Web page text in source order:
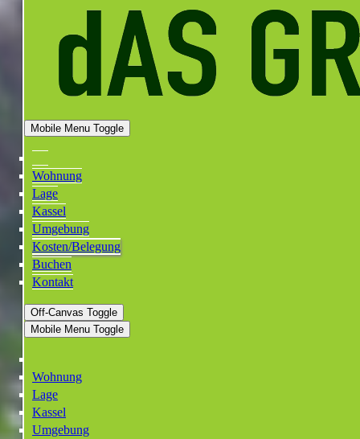
Mobile Menu Toggle
Wohnung
Lage
Kassel
Umgebung
Kosten/Belegung
Buchen
Kontakt
Off-Canvas Toggle
Mobile Menu Toggle
Wohnung
Lage
Kassel
Umgebung